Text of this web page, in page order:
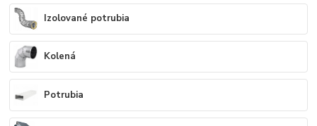
Izolované potrubia
Kolená
Potrubia